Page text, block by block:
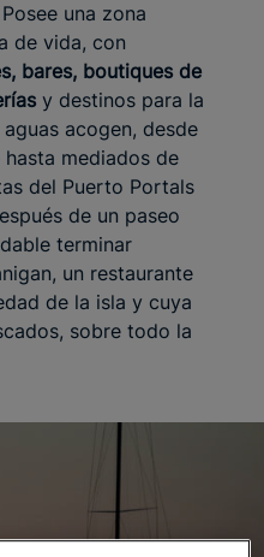
una zona
de vida, con
bares, boutiques de
y destinos para la
aguas acogen, desde
mediados de
del Puerto Portals
de un paseo
terminar
un restaurante
de la isla y cuya
sobre todo la